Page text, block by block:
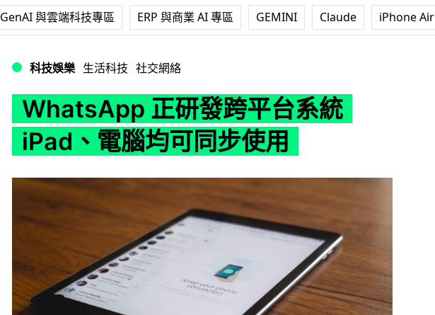
GenAI 與雲端科技專區 ERP 與商業 AI 專區 GEMINI Claude iPhone Air
科技娛樂 生活科技 社交網絡
WhatsApp 正研發跨平台系統
iPad、電腦均可同步使用